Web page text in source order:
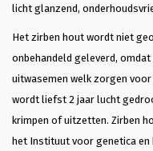
licht glanzend,
Het zirben hout wordt niet
onbehandeld geleverd,
uitwasemen welk zorgen
wordt liefst 2 jaar lucht
krimpen of uitzetten. Zirben
het Instituut voor genetica en